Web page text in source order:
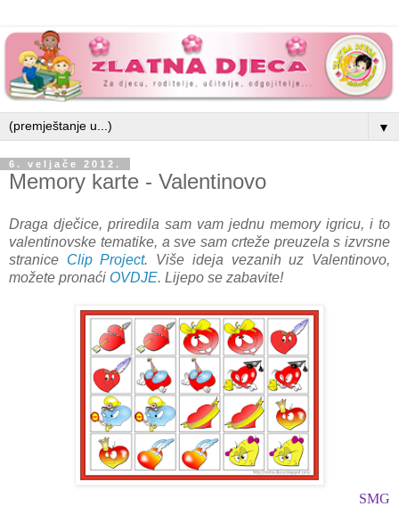
▼
6. veljače 2012.
Memory karte - Valentinovo
Draga dječice, priredila sam vam jednu memory igricu, i to
valentinovske tematike, a sve sam crteže preuzela s izvrsne
stranice Clip Project. Više ideja vezanih uz Valentinovo,
možete pronaći OVDJE. Lijepo se zabavite!
SMG